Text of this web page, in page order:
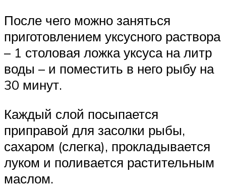
После чего можно заняться
приготовлением уксусного раствора
– 1 столовая ложка уксуса на литр
воды – и поместить в него рыбу на
30 минут.
Каждый слой посыпается
приправой для засолки рыбы,
сахаром (слегка), прокладывается
луком и поливается растительным
маслом.